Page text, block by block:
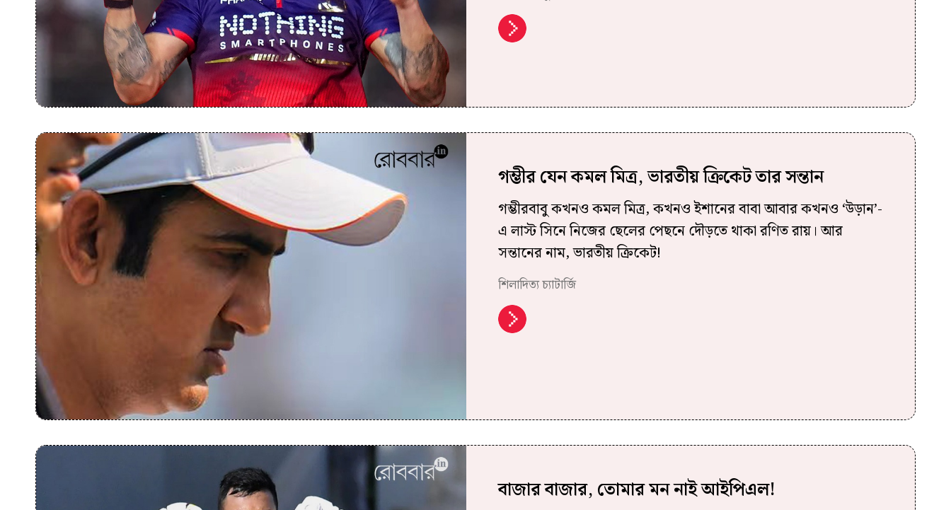
গম্ভীর যেন কমল মিত্র, ভারতীয় ক্রিকেট তার সন্তান
গম্ভীরবাবু কখনও কমল মিত্র, কখনও ইশানের বাবা আবার কখনও ‘উড়ান’-
এ লাস্ট সিনে নিজের ছেলের পেছনে দৌড়তে থাকা রণিত রায়। আর
সন্তানের নাম, ভারতীয় ক্রিকেট!
শিলাদিত্য চ্যাটার্জি
বাজার বাজার, তোমার মন নাই আইপিএল!